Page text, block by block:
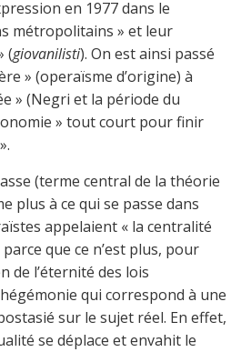
en 1977 dans le
métropolitains » et leur
(giovanilisti). On est ainsi passé
» (operaïsme d’origine) à
» (Negri et la période du
» tout court pour finir
(terme central de la théorie
plus à ce qui se passe dans
appelaient « la centralité
que ce n’est plus, pour
de l’éternité des lois
qui correspond à une
sur le sujet réel. En effet,
se déplace et envahit le